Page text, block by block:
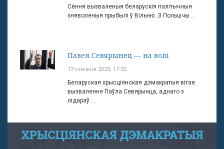
Сёння вызваленыя беларускія палітычныя
зняволеныя прыбылі ў Вільню. З Польшчы ...
Павел Севярынец — на волі
13 снежня 2025, 17:02
Беларуская хрысціянская дэмакратыя вітае
вызваленне Паўла Севярынца, аднаго з
лідараў ...